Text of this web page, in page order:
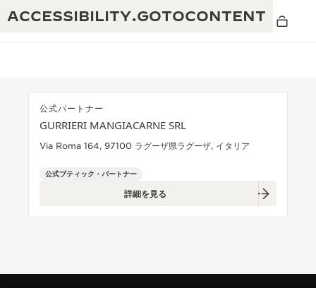
ACCESSIBILITY.GOTOCONTENT
ジャガー・ルクルト保証
THE GOLDEN RATIO MUSICAL SHOW -
黄金比を讃える音楽祭-
レベルソ 1931 カフェ
THE DREAM SHAPER
卓越性：190年以上の伝統
創造性：430件以上の特許
公式パートナー
GURRIERI MANGIACARNE SRL
Via Roma 164, 97100 ラグーザ県ラグーザ, イタリア
公式ブティック・パートナー
詳細を見る